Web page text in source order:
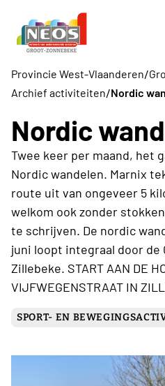
Provincie West-Vlaanderen/
Archief activiteiten/Nordic
Nordic
Twee keer per maand, het
Nordic wandelen. Marnix
route uit van ongeveer 5
welkom ook zonder
te schrijven. De nordic
juni loopt integraal door de
Zillebeke. START AAN DE
VIJFWEGENSTRAAT IN
SPORT- EN